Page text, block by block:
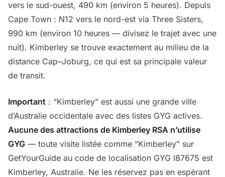
vers le sud-ouest, 490 km (environ 5 heures). Depuis
Cape Town : N12 vers le nord-est via Three Sisters,
990 km (environ 10 heures — divisez le trajet avec une
nuit). Kimberley se trouve exactement au milieu de la
distance Cap–Joburg, ce qui est sa principale valeur
de transit.
Important : “Kimberley” est aussi une grande ville
d’Australie occidentale avec des listes GYG actives.
Aucune des attractions de Kimberley RSA n’utilise
GYG — toute visite listée comme “Kimberley” sur
GetYourGuide au code de localisation GYG l87675 est
Kimberley, Australie. Ne les réservez pas en espérant